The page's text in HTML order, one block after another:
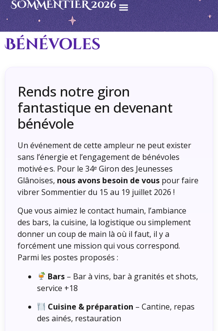
SOMMENTIER 2026
Bénévoles
Rends notre giron
fantastique en devenant
bénévole
Un événement de cette ampleur ne peut exister
sans l’énergie et l’engagement de bénévoles
motivé·e·s. Pour le 34ᵉ Giron des Jeunesses
Glânoises, nous avons besoin de vous pour faire
vibrer Sommentier du 15 au 19 juillet 2026 !
Que vous aimiez le contact humain, l’ambiance
des bars, la cuisine, la logistique ou simplement
donner un coup de main là où il faut, il y a
forcément une mission qui vous correspond.
Parmi les postes proposés :
Bars – Bar à vins, bar à granités et shots,
service +18
Cuisine & préparation – Cantine, repas
des ainés, restauration